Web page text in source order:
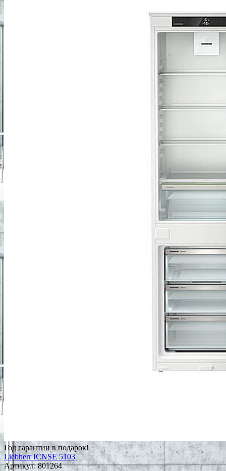
Год гарантии в подарок!
Liebherr ICNSE 5103
Артикул:801264